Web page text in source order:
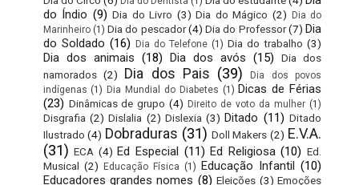
do Índio (9) Dia do Livro (3) Dia do Mágico (2) Dia do
Marinheiro (1) Dia do pescador (4) Dia do Professor (7) Dia
do Soldado (16) Dia do Telefone (1) Dia do trabalho (3)
Dia dos animais (18) Dia dos avós (15)
Dia dos
namorados (2) Dia dos Pais (39)
Dia dos povos
indígenas (1) Dia Mundial do Diabetes (1) Dicas de Férias
(23) Dinâmicas de grupo (4) Direito de voto da mulher (1)
Disgrafia (2) Dislalia (2) Dislexia (3) Ditado (11) Ditado
Ilustrado (4) Dobraduras (31) Doll Makers (2) E.V.A.
(31) ECA (4) Ed Especial (11) Ed Religiosa (10) Ed.
Musical (2) Educação Física (1) Educação Infantil (10)
Educadores grandes nomes (8) Eleições (3) Emoções